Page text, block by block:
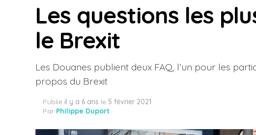
Les questions les
le Brexit
Les Douanes publient deux FAQ, l’un pour les
propos du Brexit
Publié il y a 6 ans le 5 février 2021
Par Philippe Duport